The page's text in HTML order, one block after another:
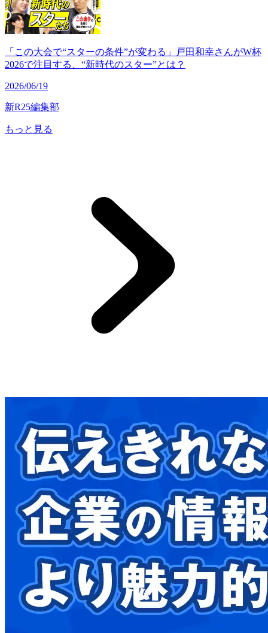
「この大会で“スターの条件”が変わる」戸田和幸さんがW杯
2026で注目する、“新時代のスター”とは？
2026/06/19
新R25編集部
もっと見る